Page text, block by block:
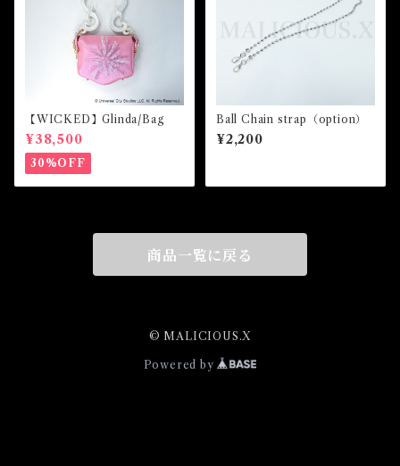
【WICKED】Glinda/Bag
¥38,500
30%OFF
Ball Chain strap（option）
¥2,200
商品一覧に戻る
© MALICIOUS.X
Powered by